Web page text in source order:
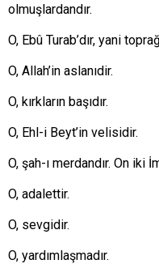
olmuşlardandır.
O, Ebû Turab’dır, yani
O, Allah’in aslanıdir.
O, kırkların başıdır.
O, Ehl-i Beyt’in velisidir.
O, şah-ı merdandır. On iki
O, adalettir.
O, sevgidir.
O, yardımlaşmadır.